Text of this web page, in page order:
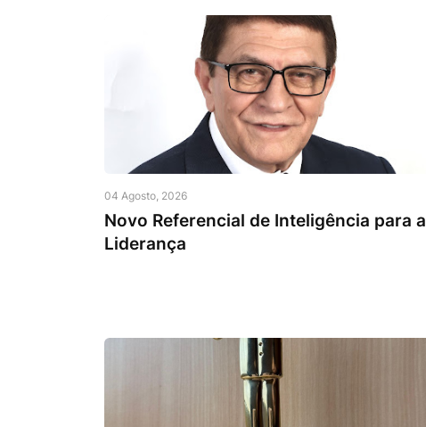
04 Agosto, 2026
Novo Referencial de Inteligência para a
Liderança